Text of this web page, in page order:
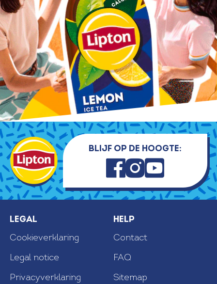
Blijf op de hoogte:
Legal
Cookieverklaring
Legal notice
Privacyverklaring
Help
Contact
FAQ
Sitemap